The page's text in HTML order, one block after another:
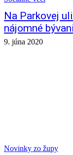
Na Parkovej
nájomné
9. júna 2020
Novinky zo župy